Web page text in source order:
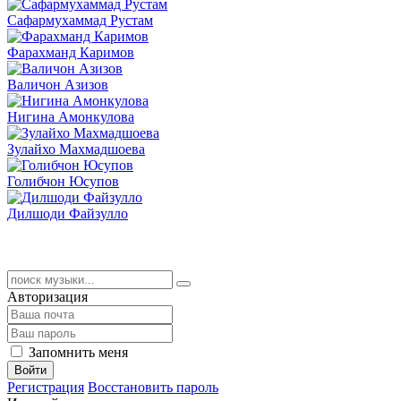
Сафармухаммад Рустам
Фарахманд Каримов
Валичон Азизов
Нигина Амонкулова
Зулайхо Махмадшоева
Голибчон Юсупов
Дилшоди Файзулло
Авторизация
Запомнить меня
Войти
Регистрация Восстановить пароль